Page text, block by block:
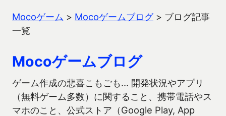
Mocoゲーム > Mocoゲームブログ> ブログ記事
一覧
Mocoゲームブログ
ゲーム作成の悲喜こもごも… 開発状況やアプリ
（無料ゲーム多数）に関すること、携帯電話やス
マホのこと、公式ストア（Google Play, App